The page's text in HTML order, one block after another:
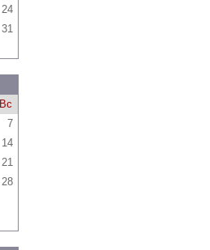
24
31
Вс
7
14
21
28